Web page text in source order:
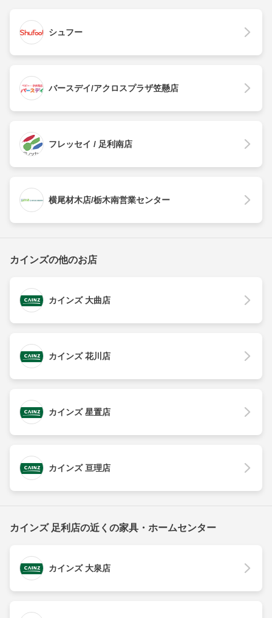
シュフー
バースデイ/アクロスプラザ笠懸店
フレッセイ / 足利南店
横尾材木店/栃木南営業センター
カインズの他のお店
カインズ 大曲店
カインズ 花川店
カインズ 星置店
カインズ 亘理店
カインズ 足利店の近くの家具・ホームセンター
カインズ 大泉店